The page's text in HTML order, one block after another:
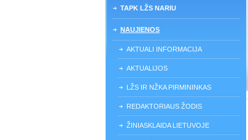
TAPK LŽS NARIU
NAUJIENOS
AKTUALI INFORMACIJA
AKTUALIJOS
LŽS IR NŽKA PIRMININKAS
REDAKTORIAUS ŽODIS
ŽINIASKLAIDA LIETUVOJE